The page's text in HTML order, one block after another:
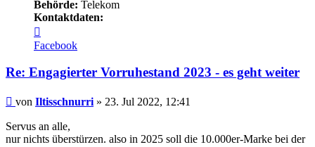
Behörde: Telekom
Kontaktdaten:
von
Iltisschnurri
Facebook
Re: Engagierter Vorruhestand 2023 - es geht weiter
Beitrag
von Iltisschnurri » 23. Jul 2022, 12:41
Servus an alle,
nur nichts überstürzen. also in 2025 soll die 10.000er-Marke bei der